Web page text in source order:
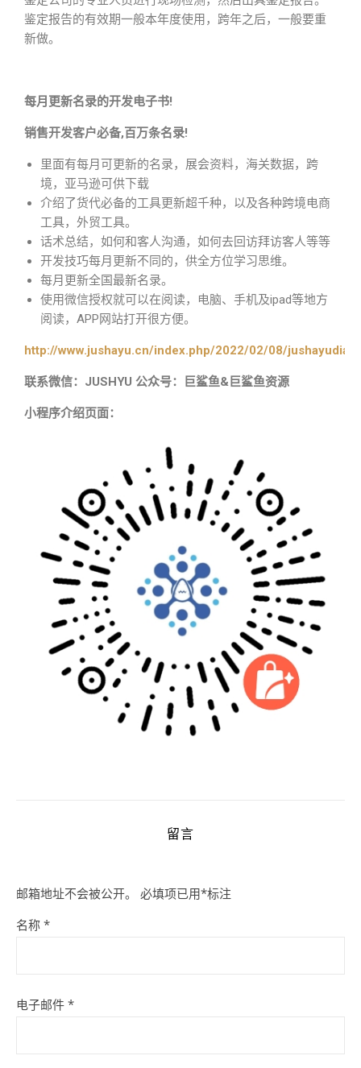
鉴定报告的有效期一般本年度使用，跨年之后，一般要重
新做。
每月更新名录的开发电子书!
销售开发客户必备,百万条名录!
里面有每月可更新的名录，展会资料，海关数据，跨
境，亚马逊可供下载
介绍了货代必备的工具更新超千种，以及各种跨境电商
工具，外贸工具。
话术总结，如何和客人沟通，如何去回访拜访客人等等
开发技巧每月更新不同的，供全方位学习思维。
每月更新全国最新名录。
使用微信授权就可以在阅读，电脑、手机及ipad等地方
阅读，APP网站打开很方便。
http://www.jushayu.cn/index.php/2022/02/08/
联系微信：JUSHYU 公众号：巨鲨鱼&巨鲨鱼资源
小程序介绍页面：
留言
邮箱地址不会被公开。 必填项已用*标注
名称 *
电子邮件 *